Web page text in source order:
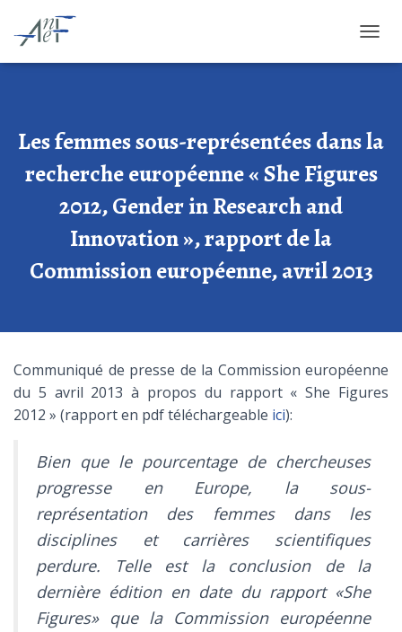
Les femmes sous-représentées dans la
recherche européenne « She Figures
2012, Gender in Research and
Innovation », rapport de la
Commission européenne, avril 2013
Communiqué de presse de la Commission européenne
du 5 avril 2013 à propos du rapport « She Figures
2012 » (rapport en pdf téléchargeable ici):
Bien que le pourcentage de chercheuses
progresse en Europe, la sous-
représentation des femmes dans les
disciplines et carrières scientifiques
perdure. Telle est la conclusion de la
dernière édition en date du rapport «She
Figures» que la Commission européenne